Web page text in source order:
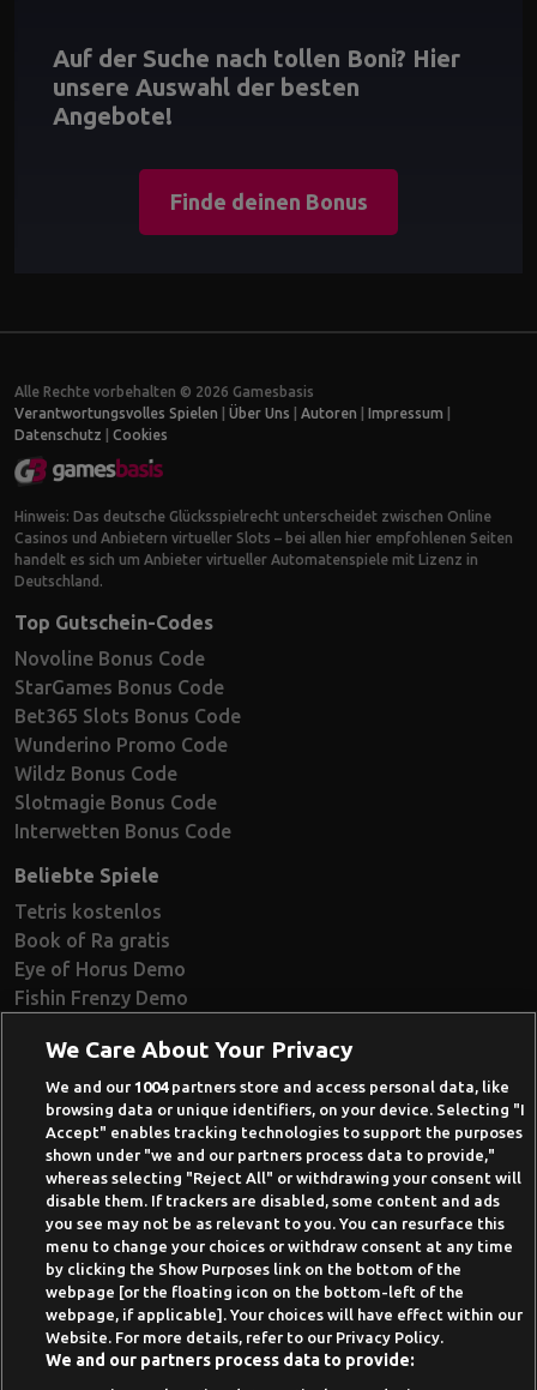
Auf der Suche nach tollen Boni? Hier
unsere Auswahl der besten
Angebote!
Finde deinen Bonus
Alle Rechte vorbehalten © 2026 Gamesbasis
Verantwortungsvolles Spielen
Über Uns Autoren Impressum
Datenschutz
Cookies
Hinweis: Das deutsche Glücksspielrecht unterscheidet zwischen Online
Casinos und Anbietern virtueller Slots – bei allen hier empfohlenen Seiten
handelt es sich um Anbieter virtueller Automatenspiele mit Lizenz in
Deutschland.
Top Gutschein-Codes
Novoline Bonus Code
StarGames Bonus Code
Bet365 Slots Bonus Code
Wunderino Promo Code
Wildz Bonus Code
Slotmagie Bonus Code
Interwetten Bonus Code
Beliebte Spiele
Tetris kostenlos
Book of Ra gratis
Eye of Horus Demo
Fishin Frenzy Demo
Book of Dead Demo
Razor Shark Demo
Beste Online Casinos 2026
Online Casino Demo spielen
Casino Bonus ohne Einzahlung
50 Freispiele für 1 Euro
Online Casino Paypal
News-Archiv
We Care About Your Privacy
We and our1004partners store and access personal data, like
browsing data or unique identifiers, on your device. Selecting "I
Accept" enables tracking technologies to support the purposes
shown under "we and our partners process data to provide,"
whereas selecting "Reject All" or withdrawing your consent will
disable them. If trackers are disabled, some content and ads
you see may not be as relevant to you. You can resurface this
menu to change your choices or withdraw consent at any time
by clicking the Show Purposes link on the bottom of the
webpage [or the floating icon on the bottom-left of the
webpage, if applicable]. Your choices will have effect within our
Website. For more details, refer to our Privacy Policy.
We and our partners process data to provide: